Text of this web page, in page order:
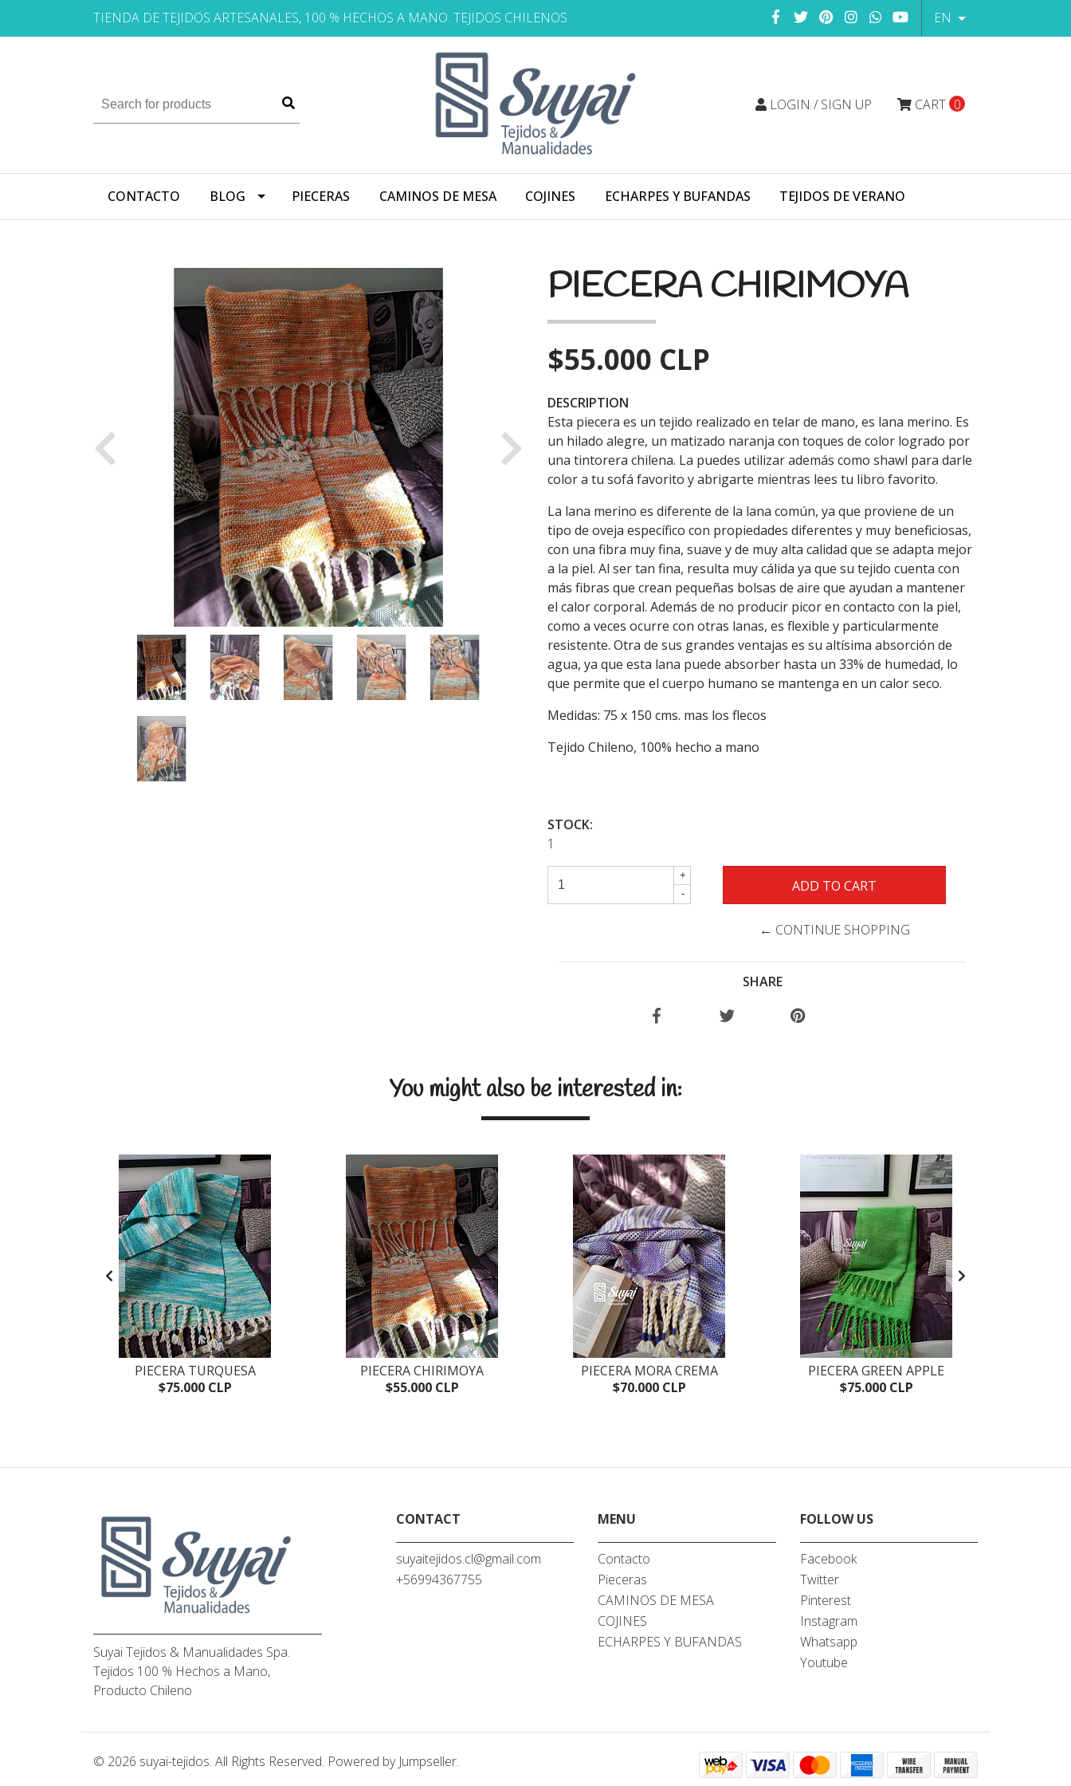
TIENDA DE TEJIDOS ARTESANALES, 100 % HECHOS A MANO. TEJIDOS CHILENOS EN
CART 0
LOGIN / SIGN UP
CONTACTO BLOG PIECERAS CAMINOS DE MESA COJINES ECHARPES Y BUFANDAS TEJIDOS DE VERANO
Previous Next
PIECERA CHIRIMOYA
$55.000 CLP
DESCRIPTION
Esta piecera es un tejido realizado en telar de mano, es lana merino. Es
un hilado alegre, un matizado naranja con toques de color logrado por
una tintorera chilena. La puedes utilizar además como shawl para darle
color a tu sofá favorito y abrigarte mientras lees tu libro favorito.
La lana merino es diferente de la lana común, ya que proviene de un
tipo de oveja específico con propiedades diferentes y muy beneficiosas,
con una fibra muy fina, suave y de muy alta calidad que se adapta mejor
a la piel. Al ser tan fina, resulta muy cálida ya que su tejido cuenta con
más fibras que crean pequeñas bolsas de aire que ayudan a mantener
el calor corporal. Además de no producir picor en contacto con la piel,
como a veces ocurre con otras lanas, es flexible y particularmente
resistente. Otra de sus grandes ventajas es su altísima absorción de
agua, ya que esta lana puede absorber hasta un 33% de humedad, lo
que permite que el cuerpo humano se mantenga en un calor seco.
Medidas: 75 x 150 cms. mas los flecos
Tejido Chileno, 100% hecho a mano
STOCK:
1
+
-
← CONTINUE SHOPPING
SHARE
You might also be interested in:
PIECERA TURQUESA
$75.000 CLP
PIECERA CHIRIMOYA
$55.000 CLP
PIECERA MORA CREMA
$70.000 CLP
PIECERA GREEN APPLE
$75.000 CLP
Suyai Tejidos & Manualidades Spa.
Tejidos 100 % Hechos a Mano,
Producto Chileno
CONTACT
suyaitejidos.cl@gmail.com
+56994367755
MENU
Contacto
Pieceras
CAMINOS DE MESA
COJINES
ECHARPES Y BUFANDAS
FOLLOW US
Facebook
Twitter
Pinterest
Instagram
Whatsapp
Youtube
© 2026 suyai-tejidos. All Rights Reserved. Powered by Jumpseller.